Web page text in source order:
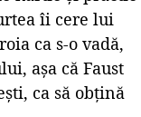
îi cere lui
ca s-o vadă,
așa că Faust
ca să obțină